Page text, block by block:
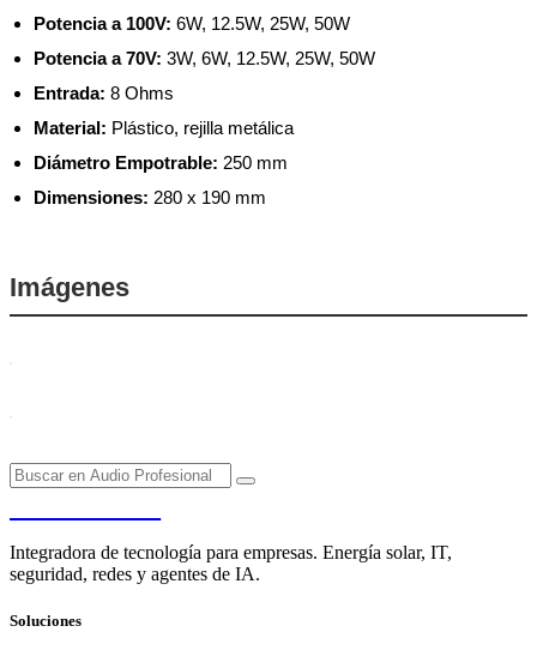
Potencia a 100V: 6W, 12.5W, 25W, 50W
Potencia a 70V: 3W, 6W, 12.5W, 25W, 50W
Entrada: 8 Ohms
Material: Plástico, rejilla metálica
Diámetro Empotrable: 250 mm
Dimensiones: 280 x 190 mm
Imágenes
Integradora de tecnología para empresas. Energía solar, IT,
seguridad, redes y agentes de IA.
Soluciones